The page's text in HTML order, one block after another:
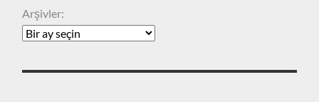
Arşivler: